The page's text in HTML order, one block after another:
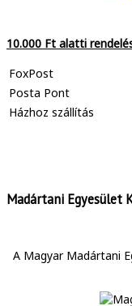
10.000 Ft alatti
FoxPost
Posta Pont
Házhoz szállítás
Madártani Egyesület
A Magyar Madártani